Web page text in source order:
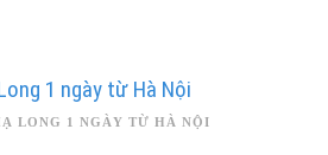
1 ngày từ Hà Nội
LONG 1 NGÀY TỪ HÀ NỘI